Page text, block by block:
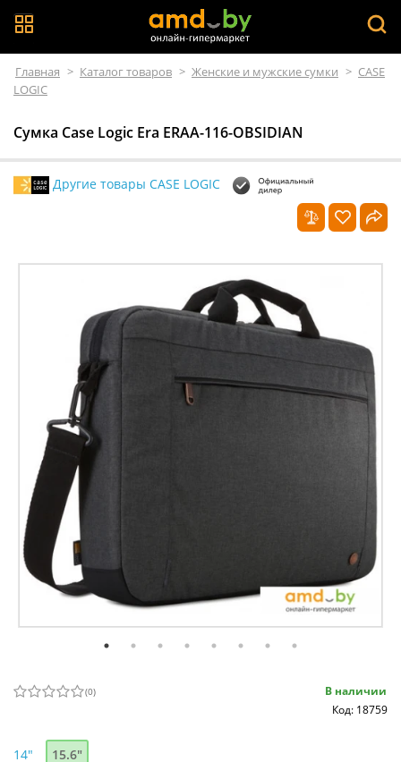
Главная > Каталог товаров > Женские и мужские сумки > CASE
LOGIC
Сумка Case Logic Era ERAA-116-OBSIDIAN
Другие товары CASE LOGIC
(0)
В наличии
Код: 18759
14" 15.6"